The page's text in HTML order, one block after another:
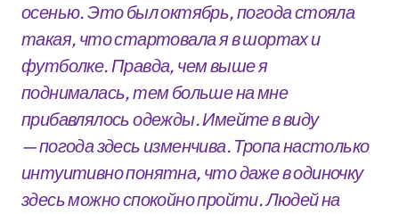
осенью. Это был октябрь, погода стояла
такая, что стартовала я в шортах и
футболке. Правда, чем выше я
поднималась, тем больше на мне
прибавлялось одежды. Имейте в виду
— погода здесь изменчива. Тропа настолько
интуитивно понятна, что даже в одиночку
здесь можно спокойно пройти. Людей на